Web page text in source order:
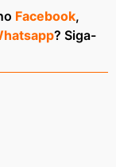
Facebook,
? Siga-